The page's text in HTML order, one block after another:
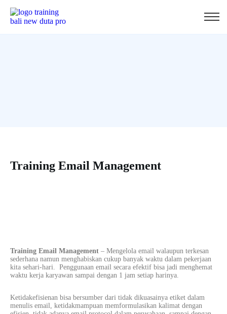
Training Email Management
Training Email Management – Mengelola email walaupun terkesan
sederhana namun menghabiskan cukup banyak waktu dalam pekerjaan
kita sehari-hari. Penggunaan email secara efektif bisa jadi menghemat
waktu kerja karyawan sampai dengan 1 jam setiap harinya.
Ketidakefisienan bisa bersumber dari tidak dikuasainya etiket dalam
menulis email, ketidakmampuan memformulasikan kalimat dengan